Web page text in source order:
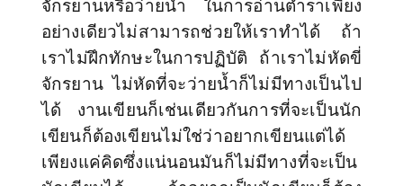
จักรยานหรือว่ายน้ำ ในการอ่านตำราเพียง
อย่างเดียวไม่สามารถช่วยให้เราทำได้ ถ้า
เราไม่ฝึกทักษะในการปฏิบัติ ถ้าเราไม่หัดขี่
จักรยาน ไม่หัดที่จะว่ายน้ำก็ไม่มีทางเป็นไป
ได้ งานเขียนก็เช่นเดียวกันการที่จะเป็นนัก
เขียนก็ต้องเขียนไม่ใช่ว่าอยากเขียนแต่ได้
เพียงแค่คิดซึ่งแน่นอนมันก็ไม่มีทางที่จะเป็น